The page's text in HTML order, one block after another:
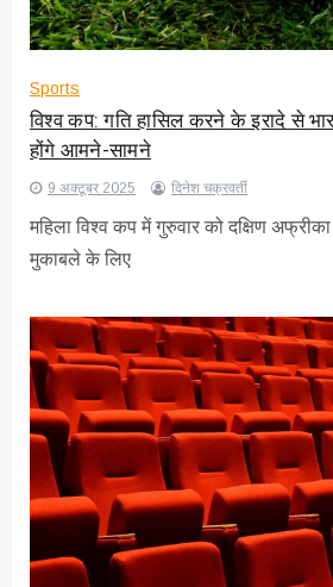
Sports
विश्व कप: गति हासिल करने के इरादे से
होंगे आमने-सामने
9 अक्टूबर 2025 दिनेश चक्रवर्ती
महिला विश्व कप में गुरुवार को दक्षिण
मुकाबले के लिए